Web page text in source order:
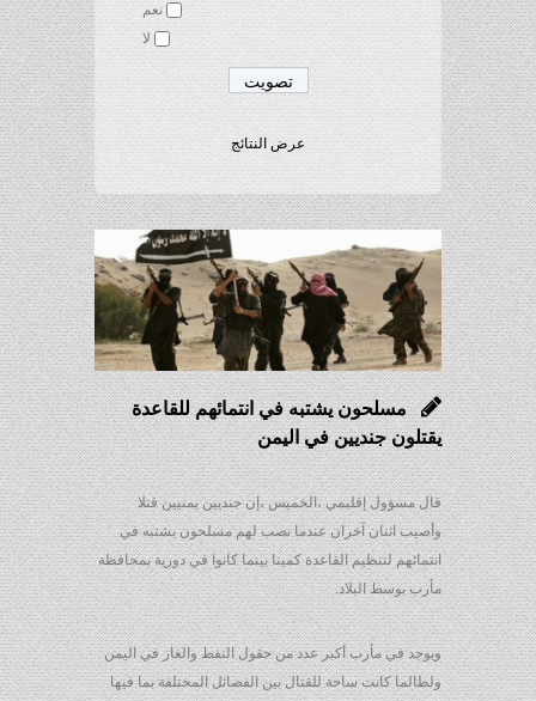
نعم
لا
عرض النتائج
مسلحون يشتبه في انتمائهم للقاعدة
يقتلون جنديين في اليمن
قال مسؤول إقليمي ،الخميس ،إن جنديين يمنيين قتلا
وأصيب اثنان آخران عندما نصب لهم مسلحون يشتبه في
انتمائهم لتنظيم القاعدة كمينا بينما كانوا في دورية بمحافظة
مأرب بوسط البلاد.
ويوجد في مأرب أكبر عدد من حقول النفط والغاز في اليمن
ولطالما كانت ساحة للقتال بين الفصائل المختلفة بما فيها